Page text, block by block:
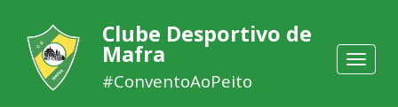
Toggle
Clube Desportivo de
Mafra
#ConventoAoPeito